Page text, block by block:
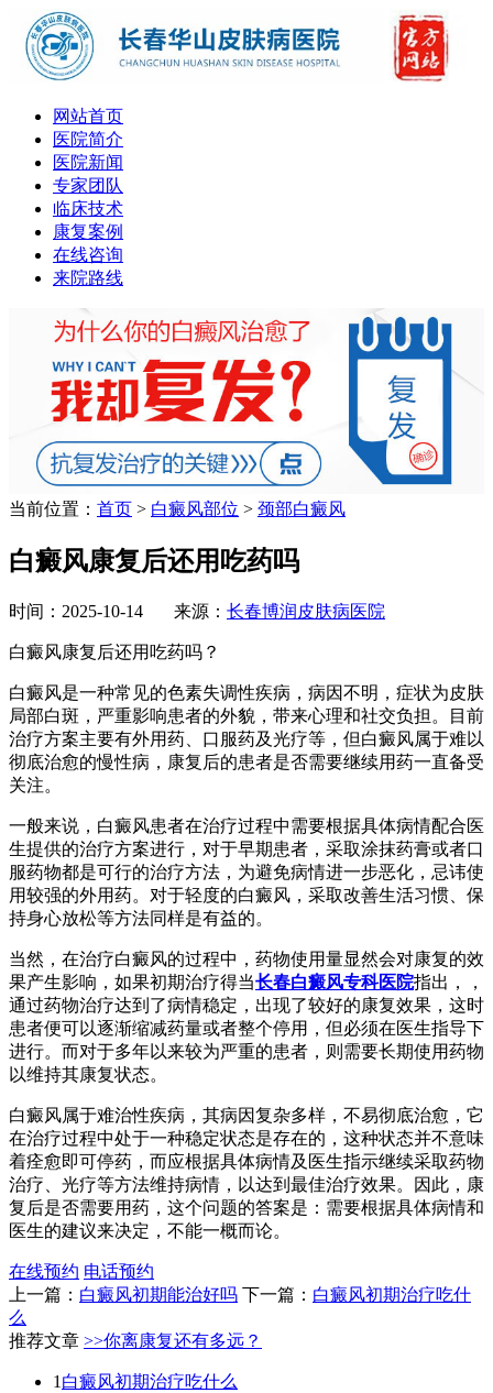
网站首页
医院简介
医院新闻
专家团队
临床技术
康复案例
在线咨询
来院路线
当前位置： 首页 > 白癜风部位 > 颈部白癜风
白癜风康复后还用吃药吗
时间：2025-10-14 来源： 长春博润皮肤病医院
白癜风康复后还用吃药吗？
白癜风是一种常见的色素失调性疾病，病因不明，症状为皮肤
局部白斑，严重影响患者的外貌，带来心理和社交负担。目前
治疗方案主要有外用药、口服药及光疗等，但白癜风属于难以
彻底治愈的慢性病，康复后的患者是否需要继续用药一直备受
关注。
一般来说，白癜风患者在治疗过程中需要根据具体病情配合医
生提供的治疗方案进行，对于早期患者，采取涂抹药膏或者口
服药物都是可行的治疗方法，为避免病情进一步恶化，忌讳使
用较强的外用药。对于轻度的白癜风，采取改善生活习惯、保
持身心放松等方法同样是有益的。
当然，在治疗白癜风的过程中，药物使用量显然会对康复的效
果产生影响，如果初期治疗得当长春白癜风专科医院指出，，
通过药物治疗达到了病情稳定，出现了较好的康复效果，这时
患者便可以逐渐缩减药量或者整个停用，但必须在医生指导下
进行。而对于多年以来较为严重的患者，则需要长期使用药物
以维持其康复状态。
白癜风属于难治性疾病，其病因复杂多样，不易彻底治愈，它
在治疗过程中处于一种稳定状态是存在的，这种状态并不意味
着痊愈即可停药，而应根据具体病情及医生指示继续采取药物
治疗、光疗等方法维持病情，以达到最佳治疗效果。因此，康
复后是否需要用药，这个问题的答案是：需要根据具体病情和
医生的建议来决定，不能一概而论。
在线预约 电话预约
上一篇： 白癜风初期能治好吗 下一篇： 白癜风初期治疗吃什
么
推荐文章 >>你离康复还有多远？
1 白癜风初期治疗吃什么